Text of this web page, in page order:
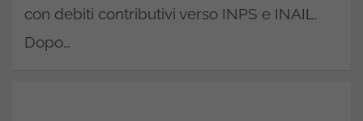
con debiti contributivi verso INPS e INAIL.
Dopo…